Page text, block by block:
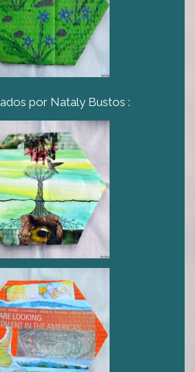
por Nataly Bustos :